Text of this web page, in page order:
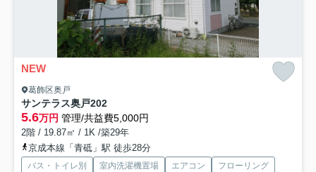
NEW
葛飾区奥戸
サンテラス奥戸202
5.6万円 管理/共益費5,000円
2階 / 19.87㎡ / 1K /築29年
京成本線「青砥」駅 徒歩28分
バス・トイレ別 室内洗濯機置場 エアコン
フローリング